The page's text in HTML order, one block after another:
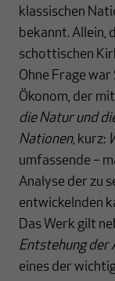
klassischen
bekannt. Allein,
schottischen
Ohne Frage
Ökonom, der
die Natur und
Nationen, kurz:
umfassende –
Analyse der zu
entwickelnden
Das Werk gilt
Entstehung der
eines der